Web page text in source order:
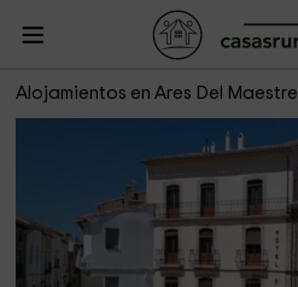
Alojamientos en Ares Del Maestre